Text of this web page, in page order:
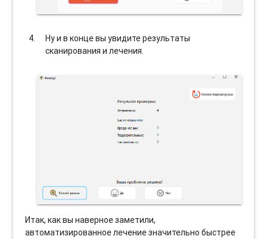
Ну и в конце вы увидите результаты
сканирования и лечения.
Итак, как вы наверное заметили,
автоматизированное лечение значительно быстрее